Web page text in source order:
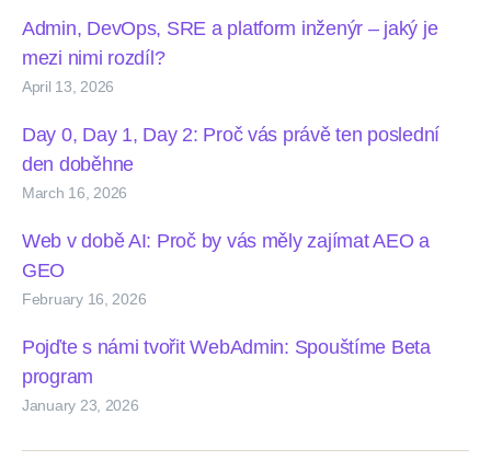
Admin, DevOps, SRE a platform inženýr – jaký je
mezi nimi rozdíl?
April 13, 2026
Day 0, Day 1, Day 2: Proč vás právě ten poslední
den doběhne
March 16, 2026
Web v době AI: Proč by vás měly zajímat AEO a
GEO
February 16, 2026
Pojďte s námi tvořit WebAdmin: Spouštíme Beta
program
January 23, 2026